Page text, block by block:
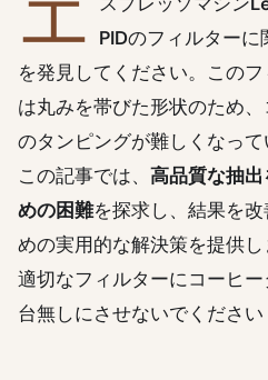
PIDのフィルターに
を発見してください。この
は丸みを帯びた形状のため
のタンピングが難しくなって
この記事では、 高品質な抽
めの困難を探求し、結果を改
めの実用的な解決策を提供
適切なフィルターにコーヒ
台無しにさせないでください